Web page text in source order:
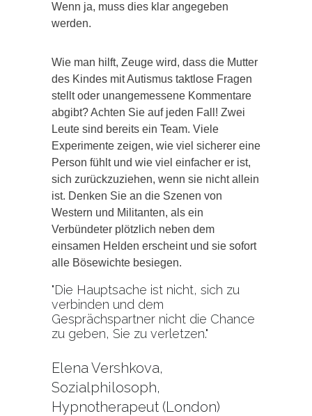
Wenn ja, muss dies klar angegeben
werden.
Wie man hilft, Zeuge wird, dass die Mutter
des Kindes mit Autismus taktlose Fragen
stellt oder unangemessene Kommentare
abgibt? Achten Sie auf jeden Fall! Zwei
Leute sind bereits ein Team. Viele
Experimente zeigen, wie viel sicherer eine
Person fühlt und wie viel einfacher er ist,
sich zurückzuziehen, wenn sie nicht allein
ist. Denken Sie an die Szenen von
Western und Militanten, als ein
Verbündeter plötzlich neben dem
einsamen Helden erscheint und sie sofort
alle Bösewichte besiegen.
"Die Hauptsache ist nicht, sich zu
verbinden und dem
Gesprächspartner nicht die Chance
zu geben, Sie zu verletzen."
Elena Vershkova,
Sozialphilosoph,
Hypnotherapeut (London)